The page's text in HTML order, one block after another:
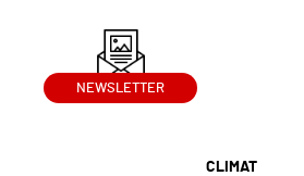
NEWSLETTER
CLIMAT